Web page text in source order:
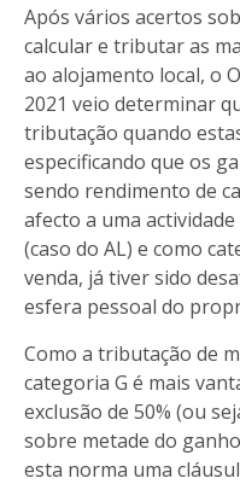
Após vários acertos
calcular e tributar as
ao alojamento local, o
2021 veio determinar
tributação quando
especificando que os
sendo rendimento de
afecto a uma
(caso do AL) e como
venda, já tiver sido
esfera pessoal do
Como a tributação de
categoria G é mais
exclusão de 50% (ou
sobre metade do
esta norma uma